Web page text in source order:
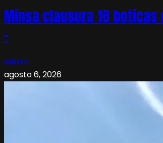
Minsa clausura 18
–
admin
agosto 6, 2026